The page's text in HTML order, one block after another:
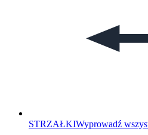
STRZAŁKIWyprowadź